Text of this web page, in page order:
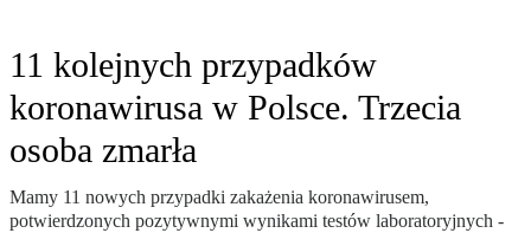
11 kolejnych przypadków
koronawirusa w Polsce. Trzecia
osoba zmarła
Mamy 11 nowych przypadki zakażenia koronawirusem,
potwierdzonych pozytywnymi wynikami testów laboratoryjnych -